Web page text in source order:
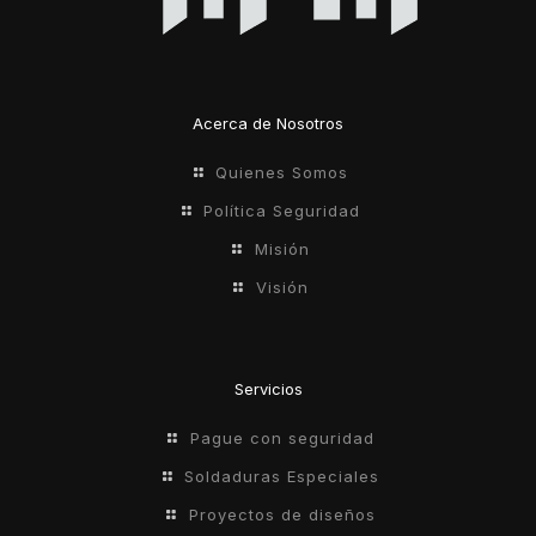
Acerca de Nosotros
Quienes Somos
Política Seguridad
Misión
Visión
Servicios
Pague con seguridad
Soldaduras Especiales
Proyectos de diseños